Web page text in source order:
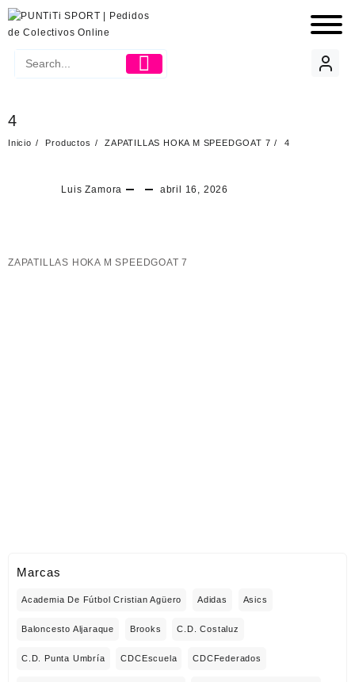
4
Inicio Productos ZAPATILLAS HOKA M SPEEDGOAT 7 4
Luis Zamora abril 16, 2026
ZAPATILLAS HOKA M SPEEDGOAT 7
Marcas
Academia De Fútbol Cristian Agüero Adidas Asics
Baloncesto Aljaraque Brooks C.D. Costaluz
C.D. Punta Umbría CDCEscuela CDCFederados